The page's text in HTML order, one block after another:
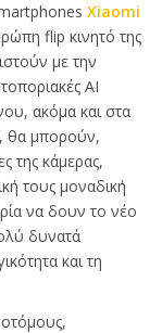
Xiaomi
flip κινητό της
με την
ΑΙ
ακόμα και στα
θα μπορούν,
της κάμερας,
τους μοναδική
να δουν το νέο
δυνατά
και τη